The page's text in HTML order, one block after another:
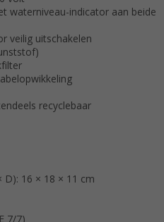
waterniveau-indicator aan beide
veilig uitschakelen
recyclebaar
D): 16 × 18 × 11 cm
7/7)